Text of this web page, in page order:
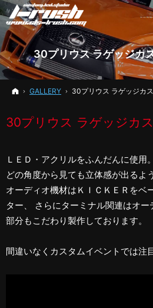
30プリウス ラゲッジカ
ホーム
GALLERY 30プリウス ラゲッジカ
30プリウス ラゲッジカ
ＬＥＤ・アクリルをふんだんに使用。
どの角度から見ても立体感が出るよ
オーディオ機材はＫＩＣＫＥＲをベ
ター、 さらにターミナル関連はオ
部分もこだわり製作しております。
間違いなくカスタムイベントでは注